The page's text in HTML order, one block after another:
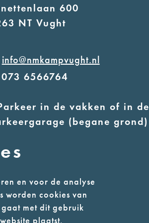
en voor de analyse
worden cookies van
met dit gebruik
plaatst.
600
NT Vught
info@nmkampvught.nl
6566764
in de vakken of in de
(begane grond)